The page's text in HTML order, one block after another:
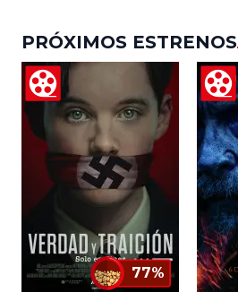
PRÓXIMOS ESTRENOS
77%